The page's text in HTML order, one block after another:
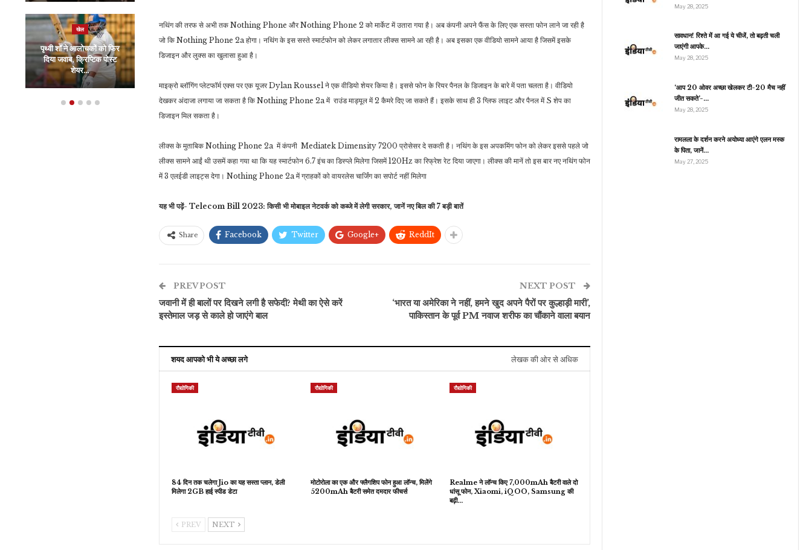
नथिंग की तरफ से अभी तक Nothing Phone और Nothing Phone 2 को मार्केट में उतारा गया है। अब कंपनी अपने फैंस के लिए एक सस्ता फोन लाने जा रही है
जो कि Nothing Phone 2a होगा। नथिंग के इस सस्ते स्मार्टफोन को लेकर लगातार लीक्स सामने आ रही है। अब इसका एक वीडियो सामने आया है जिसमें इसके
डिजाइन और लुक्स का खुलासा हुआ है।
माइक्रो ब्लॉगिंग प्लेटफॉर्म एक्स पर एक यूजर Dylan Roussel ने एक वीडियो शेयर किया है। इससे फोन के रियर पैनल के डिजाइन के बारे में पता चलता है। वीडियो
देखकर अंदाजा लगाया जा सकता है कि Nothing Phone 2a में राउंड माड्यूल में 2 कैमरे दिए जा सकते हैं। इसके साथ ही 3 ग्लिफ लाइट और पैनल में S शेप का
डिजाइन मिल सकता है।
लीक्स के मुताबिक Nothing Phone 2a में कंपनी Mediatek Dimensity 7200 प्रोसेसर दे सकती है। नथिंग के इस अपकमिंग फोन को लेकर इससे पहले जो
लीक्स सामने आईं थी उसमें कहा गया था कि यह स्मार्टफोन 6.7 इंच का डिस्प्ले मिलेगा जिसमें 120Hz का रिफ्रेश रेट दिया जाएगा। लीक्स की मानें तो इस बार नए नथिंग फोन
में 3 एलईडी लाइट्स देगा। Nothing Phone 2a में ग्राहकों को वायरलेस चार्जिंग का सपोर्ट नहीं मिलेगा
यह भी पढ़ें- Telecom Bill 2023: किसी भी मोबाइल नेटवर्क को कब्जे में लेगी सरकार, जानें नए बिल की 7 बड़ी बातें
Share Facebook Twitter Google+ ReddIt
PREV POST
जवानी में ही बालों पर दिखने लगी है सफेदी? मेथी का ऐसे करें
इस्तेमाल जड़ से काले हो जाएंगे बाल
NEXT POST
‘भारत या अमेरिका ने नहीं, हमने खुद अपने पैरों पर कुल्हाड़ी मारी’,
पाकिस्तान के पूर्व PM नवाज शरीफ का चौंकाने वाला बयान
शयद आपको भी ये अच्छा लगे लेखक की ओर से अधिक
रौद्योगिकी
84 दिन तक चलेगा Jio का यह सस्ता प्लान, डेली
मिलेगा 2GB हाई स्पीड डेटा
रौद्योगिकी
मोटोरोला का एक और फ्लैगशिप फोन हुआ लॉन्च, मिलेंगे
5200mAh बैटरी समेत दमदार फीचर्स
रौद्योगिकी
Realme ने लॉन्च किए 7,000mAh बैटरी वाले दो
धांसू फोन, Xiaomi, iQOO, Samsung की
बढ़ी…
PREV NEXT
May 28, 2025
सावधान! रिश्ते में आ गई ये चीजें, तो बढ़ती चली
जाएंगी आपके…
May 28, 2025
‘आप 20 ओवर अच्छा खेलकर टी-20 मैच नहीं
जीत सकते’-…
May 28, 2025
रामलला के दर्शन करने अयोध्या आएंगे एलन मस्क
के पिता, जानें…
May 27, 2025
खेल
पृथ्वी शॉ ने आलोचकों को फिर
दिया जवाब, क्रिप्टिक पोस्ट
शेयर…
रौद्योगिकी
झटका, अब करोड़ों यूजर्स को
मनोरंजन
जीवन शैली
इंडिया